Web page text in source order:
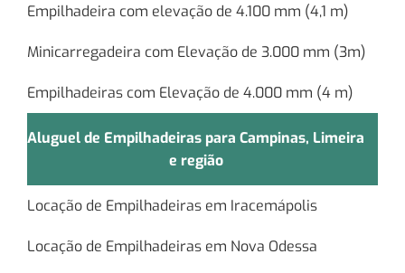
Empilhadeira com elevação de 4.100 mm (4,1 m)
Minicarregadeira com Elevação de 3.000 mm (3m)
Empilhadeiras com Elevação de 4.000 mm (4 m)
Aluguel de Empilhadeiras para Campinas, Limeira
e região
Locação de Empilhadeiras em Iracemápolis
Locação de Empilhadeiras em Nova Odessa